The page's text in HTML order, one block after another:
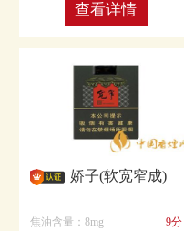
查看详情
娇子(软宽窄成)
焦油含量：8mg 9分